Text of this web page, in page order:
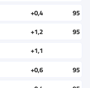
+0,4
95
+1,2
95
+1,1
+0,6
95